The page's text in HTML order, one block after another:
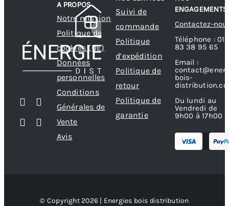
la
page
du
A PROPOS
Notre mission
Politique de
cookies (UE)
Données
personnelles
Conditions
Générales de
Vente
Avis
Suivi de
commande
Politique
d’expédition
Politique de
retour
Politique de
garantie
ENGAGEMENTS
Contactez-
Téléphone : 01
83 38 95 65
Email :
bois-
Du lundi au
Vendredi de
9h00 à 17h00
© Copyright 2026 | Energies bois distribution